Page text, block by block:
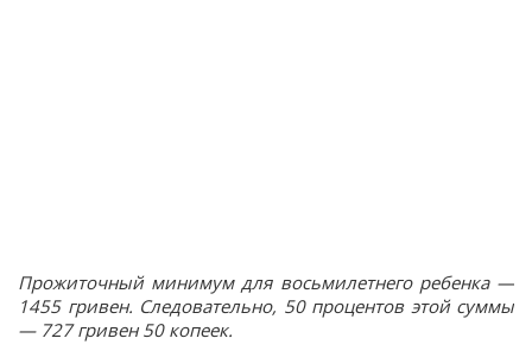
Прожиточный минимум для восьмилетнего ребенка —
1455 гривен. Следовательно, 50 процентов этой суммы
— 727 гривен 50 копеек.